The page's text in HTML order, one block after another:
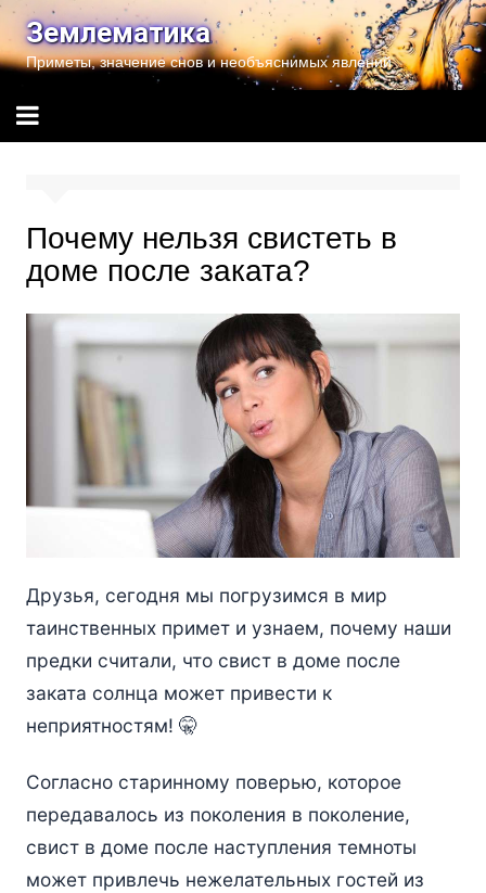
Перейти
содержимому
Землематика
Приметы, значение снов и необъяснимых явлений
Почему нельзя свистеть в
доме после заката?
Друзья, сегодня мы погрузимся в мир
таинственных примет и узнаем, почему наши
предки считали, что свист в доме после
заката солнца может привести к
неприятностям! 🤫
Согласно старинному поверью, которое
передавалось из поколения в поколение,
свист в доме после наступления темноты
может привлечь нежелательных гостей из